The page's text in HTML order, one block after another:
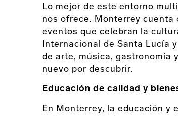
Lo mejor de este entorno
nos ofrece. Monterrey cuenta
eventos que celebran la
Internacional de Santa Lucía
de arte, música, gastronomía
nuevo por descubrir.
Educación de calidad y
En Monterrey, la educación y